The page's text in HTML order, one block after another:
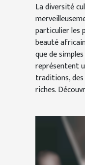
La diversité
particulier les
beauté
que de
représentent
traditions,
riches.